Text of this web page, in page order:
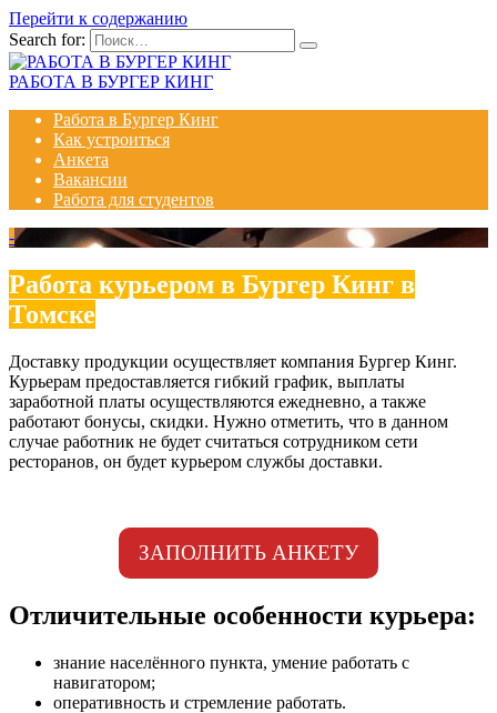
Перейти к содержанию
Search for:
РАБОТА В БУРГЕР КИНГ
Работа в Бургер Кинг
Как устроиться
Анкета
Вакансии
Работа для студентов
-
Работа курьером в Бургер Кинг в
Томске
Доставку продукции осуществляет компания Бургер Кинг.
Курьерам предоставляется гибкий график, выплаты
заработной платы осуществляются ежедневно, а также
работают бонусы, скидки. Нужно отметить, что в данном
случае работник не будет считаться сотрудником сети
ресторанов, он будет курьером службы доставки.
ЗАПОЛНИТЬ АНКЕТУ
Отличительные особенности курьера:
знание населённого пункта, умение работать с
навигатором;
оперативность и стремление работать.